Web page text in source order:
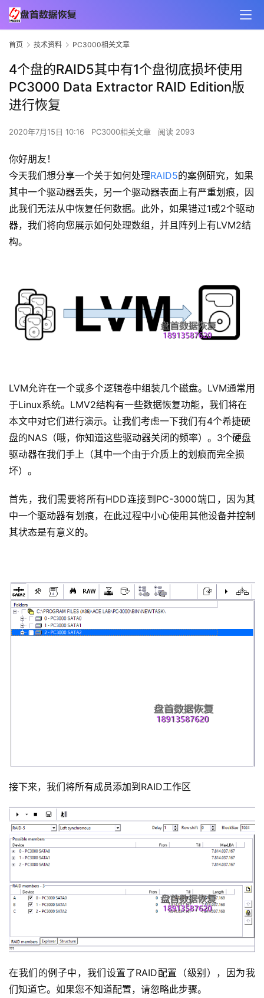
首页 技术资料 PC3000相关文章
4个盘的RAID5其中有1个盘彻底损坏使用
PC3000 Data Extractor RAID Edition版
进行恢复
2020年7月15日 10:16 PC3000相关文章 阅读 2093
你好朋友！
今天我们想分享一个关于如何处理RAID5的案例研究，如果
其中一个驱动器丢失，另一个驱动器表面上有严重划痕，因
此我们无法从中恢复任何数据。此外，如果错过1或2个驱动
器，我们将向您展示如何处理数组，并且阵列上有LVM2结
构。
LVM允许在一个或多个逻辑卷中组装几个磁盘。LVM通常用
于Linux系统。LMV2结构有一些数据恢复功能，我们将在
本文中对它们进行演示。让我们考虑一下我们有4个希捷硬
盘的NAS（哦，你知道这些驱动器关闭的频率）。3个硬盘
驱动器在我们手上（其中一个由于介质上的划痕而完全损
坏）。
首先，我们需要将所有HDD连接到PC-3000端口，因为其
中一个驱动器有划痕，在此过程中小心使用其他设备并控制
其状态是有意义的。
接下来，我们将所有成员添加到RAID工作区
在我们的例子中，我们设置了RAID配置（级别），因为我
们知道它。如果您不知道配置，请忽略此步骤。